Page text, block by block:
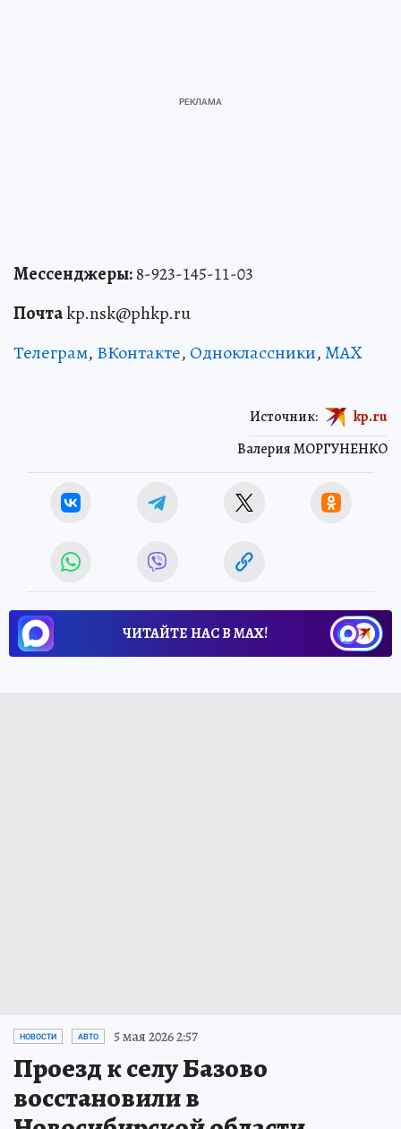
Мессенджеры:8-923-145-11-03
Почтаkp.nsk@phkp.ru
Телеграм, ВКонтакте, Одноклассники,MAX
Валерия МОРГУНЕНКО
Источник: kp.ru
ЧИТАЙТЕ НАС В МАХ!
НОВОСТИ АВТО 5 мая 2026 2:57
Проезд к селу Базово
восстановили в